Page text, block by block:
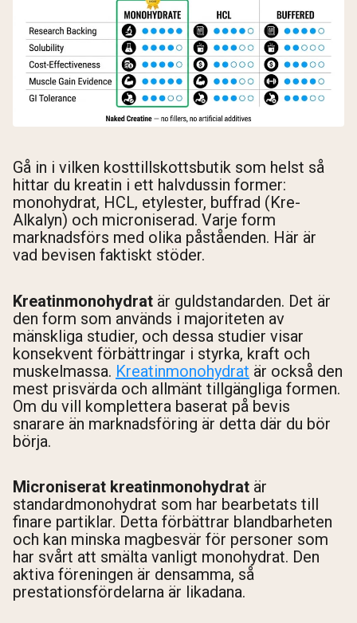
Gå in i vilken kosttillskottsbutik som helst så
hittar du kreatin i ett halvdussin former:
monohydrat, HCL, etylester, buffrad (Kre-
Alkalyn) och microniserad. Varje form
marknadsförs med olika påståenden. Här är
vad bevisen faktiskt stöder.
Kreatinmonohydrat är guldstandarden. Det är
den form som används i majoriteten av
mänskliga studier, och dessa studier visar
konsekvent förbättringar i styrka, kraft och
muskelmassa. Kreatinmonohydrat är också den
mest prisvärda och allmänt tillgängliga formen.
Om du vill komplettera baserat på bevis
snarare än marknadsföring är detta där du bör
börja.
Microniserat kreatinmonohydrat är
standardmonohydrat som har bearbetats till
finare partiklar. Detta förbättrar blandbarheten
och kan minska magbesvär för personer som
har svårt att smälta vanligt monohydrat. Den
aktiva föreningen är densamma, så
prestationsfördelarna är likadana.
Shipping Country: Language:
Handla Nu